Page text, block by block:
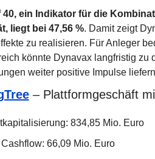
40, ein Indikator für die
liegt bei 47,56 %. Damit zeigt
zu realisieren. Für Anleger
könnte Dynavax langfristig zu
weiter positive Impulse
– Plattformgeschäft
834,85 Mio. Euro
66,09 Mio. Euro